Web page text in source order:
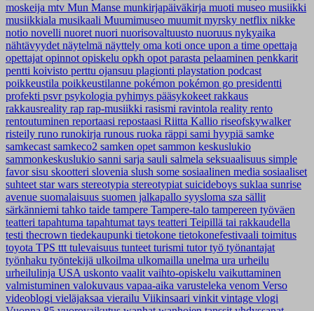
moskeija mtv Mun Manse munkirjapäiväkirja muoti museo musiikki
musiikkiala musikaali Muumimuseo muumit myrsky netflix nikke
notio novelli nuoret nuori nuorisovaltuusto nuoruus nykyaika
nähtävyydet näytelmä näyttely oma koti once upon a time opettaja
opettajat opinnot opiskelu opkh opot parasta pelaaminen penkkarit
pentti koivisto perttu ojansuu plagionti playstation podcast
poikkeustila poikkeustilanne pokémon pokémon go presidentti
profekti psvrpsykologia pyhimys pääsykokeet rakkaus
rakkausreality rap rap-musiikki rasismi ravintola reality rento
rentoutuminen reportaasi repostaasi Riitta Kallio riseofskywalker
risteily runo runokirja runous ruoka räppi sami hyypiä samke
samkecast samkeco2 samken opet sammon keskuslukio
sammonkeskuslukio sanni sarja sauli salmela seksuaalisuus simple
favorsisu skootteri slovenia slush some sosiaalinen media sosiaaliset
suhteet star wars stereotypia stereotypiat suicideboys suklaa sunrise
avenue suomalaisuus suomen jalkapallo syysloma sza sällit
särkänniemi tahko taide tampere Tampere-talo tampereen työväen
teatteri tapahtuma tapahtumat tays teatteri Teipillä tai rakkaudella
testi thecrown tiedekaupunki tietokone tietokonefestivaali toimitus
toyota TPS ttt tulevaisuus tunteet turismi tutortyö työnantajat
työnhaku työntekijä ulkoilma ulkomailla unelma ura urheilu
urheilulinja USA uskonto vaalit vaihto-opiskelu vaikuttaminen
valmistuminen valokuvaus vapaa-aika varusteleka venom Verso
videoblogi vieläjaksaa vierailu Viikinsaari vinkit vintage vlogi